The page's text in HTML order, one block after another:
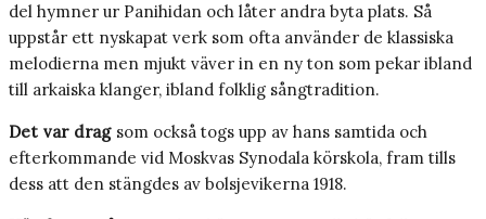
del hymner ur Panihidan och låter andra byta plats. Så
uppstår ett nyskapat verk som ofta använder de klassiska
melodierna men mjukt väver in en ny ton som pekar ibland
till arkaiska klanger, ibland folklig sångtradition.
Det var dragsom också togs upp av hans samtida och
efterkommande vid Moskvas Synodala körskola, fram tills
dess att den stängdes av bolsjevikerna 1918.